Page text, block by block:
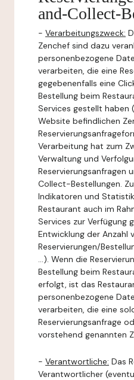
and-Collect-
- Verarbeitungszweck:
Zenchef sind dazu
personenbezogene
verarbeiten, die eine
gegebenenfalls eine
Bestellung beim
Services gestellt haben
Website befindlichen
Verarbeitung hat zum
Verwaltung und
Reservierungsanfragen
Collect-Bestellungen.
Indikatoren und
Restaurant auch im
Services zur Verfügung
Entwicklung der Anzahl
Reservierungen/
...). Wenn die
Bestellung beim
erfolgt, ist das
personenbezogene
verarbeiten, die eine
Reservierungsanfrage
vorstehend genannten
- Verantwortliche: Das
Verantwortlicher